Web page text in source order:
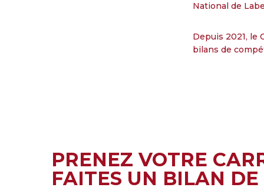
National de
Depuis 2021, le
bilans de
PRENEZ VOTRE
FAITES UN BILAN DE